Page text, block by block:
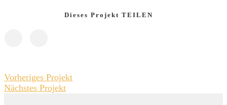
Dieses Projekt TEILEN
Vorheriges Projekt
Nächstes Projekt